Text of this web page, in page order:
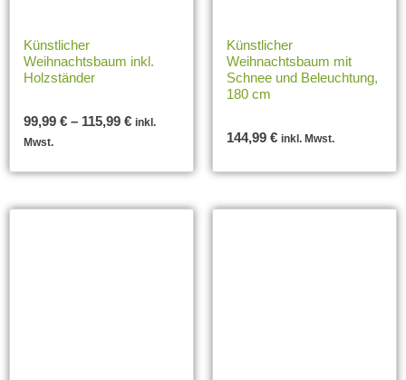
Künstlicher
Weihnachtsbaum inkl.
Holzständer
99,99 € – 115,99 € inkl.
Mwst.
Künstlicher
Weihnachtsbaum mit
Schnee und Beleuchtung,
180 cm
144,99 € inkl. Mwst.